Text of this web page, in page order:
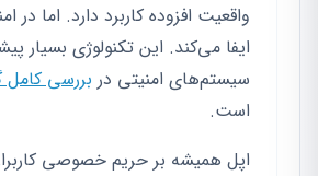
واقعیت افزوده کاربرد دارد. اما
ایفا می‌کند. این تکنولوژی بسیار
سیستم‌های امنیتی در بررسی کامل
است.
اپل همیشه بر حریم خصوصی